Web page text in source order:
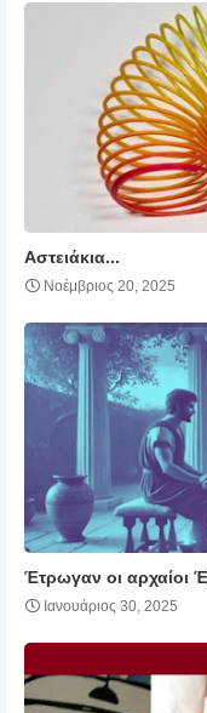
Αστειάκια...
Νοέμβριος 20, 2025
Έτρωγαν οι αρχαίοι
Ιανουάριος 30, 2025